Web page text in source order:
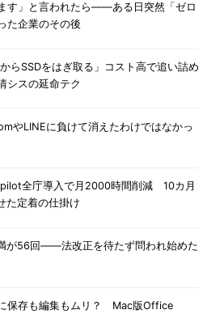
す」と言われたら――ある日突然「ゼロ
た企業のその後
からSSDをはぎ取る」コスト高で追い詰め
シスの延命テク
やLINEに負けて消えたわけではなかっ
全庁導入で月2000時間削減 10カ月
た定着の仕掛け
が56回――法改正を待たず問われ始めた
保存も編集もムリ？ Mac版Office